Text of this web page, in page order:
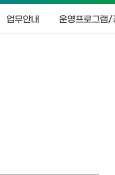
업무안내 운영프로그램/